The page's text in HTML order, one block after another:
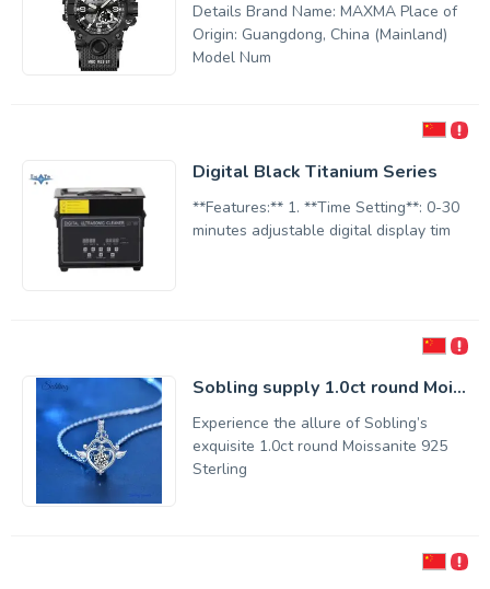
Details Brand Name: MAXMA Place of
Origin: Guangdong, China (Mainland)
Model Num
Digital Black Titanium Series
**Features:** 1. **Time Setting**: 0-30
minutes adjustable digital display tim
Sobling supply 1.0ct round Moi...
Experience the allure of Sobling’s
exquisite 1.0ct round Moissanite 925
Sterling